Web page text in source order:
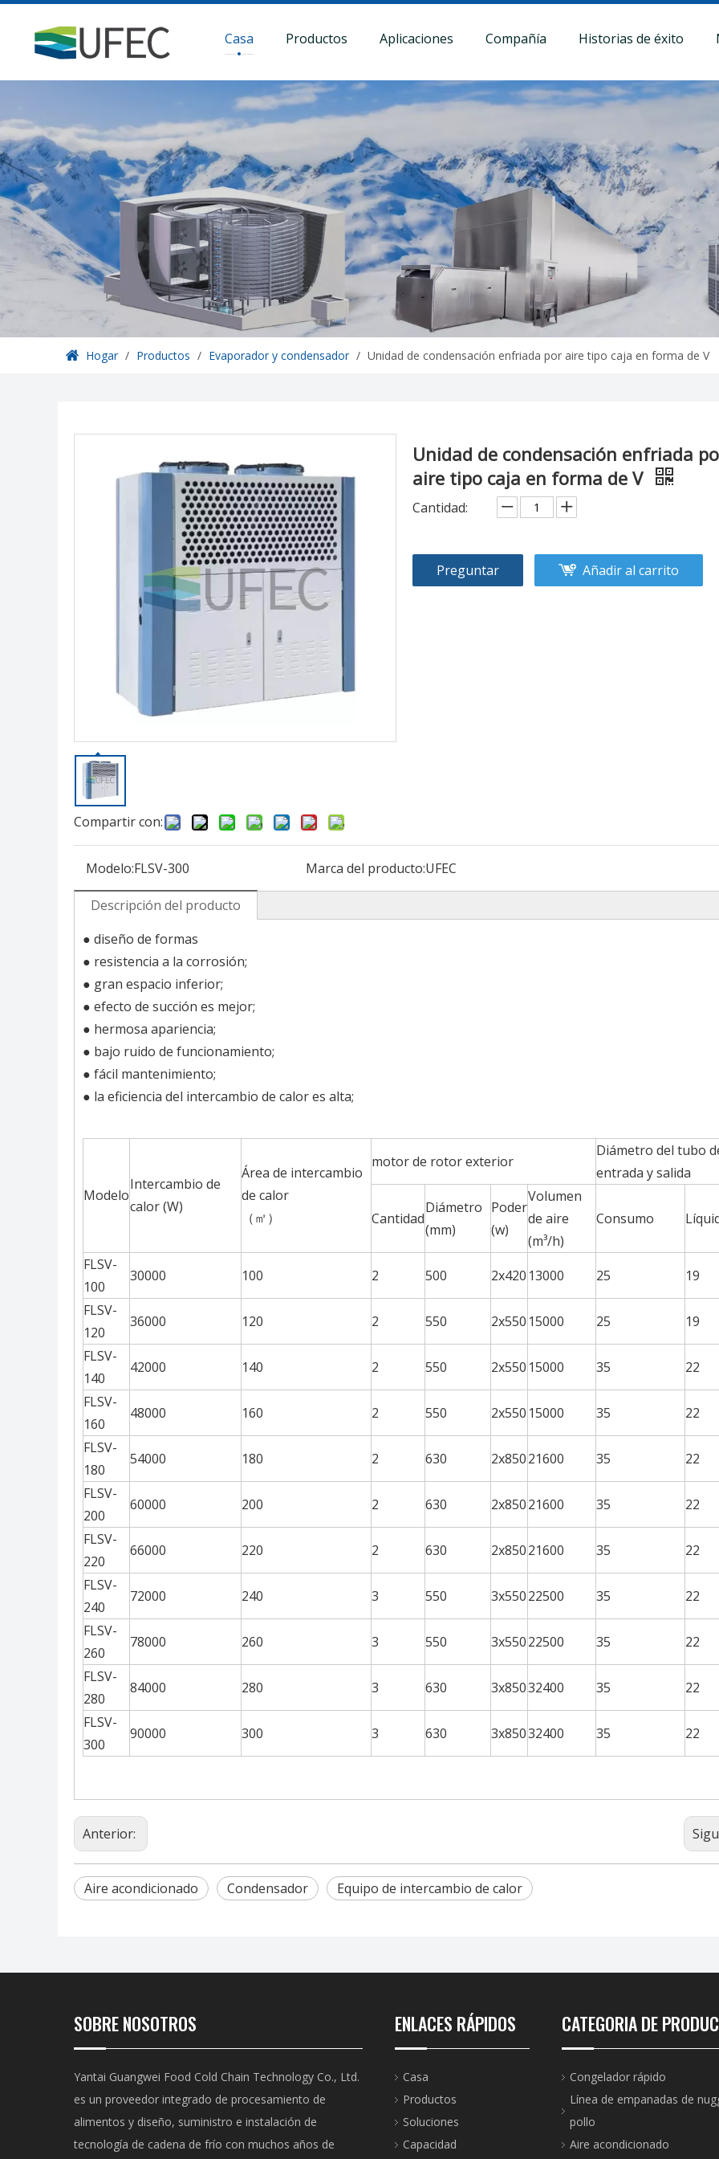
Casa Productos Aplicaciones Compañía Historias de éxito
Hogar / Productos / Evaporador y condensador / Unidad de condensación enfriada por aire tipo caja en forma de V
Compartir con:
Unidad de condensación enfriada
aire tipo caja en forma de V
Cantidad:
Preguntar Añadir al carrito
Modelo:FLSV-300 Marca del producto:UFEC
Descripción del producto
● diseño de formas
● resistencia a la corrosión;
● gran espacio inferior;
● efecto de succión es mejor;
● hermosa apariencia;
● bajo ruido de funcionamiento;
● fácil mantenimiento;
● la eficiencia del intercambio de calor es alta;
Modelo
Intercambio de
calor (W)
Área de intercambio
de calor
（㎡）
motor de rotor exterior
Diámetro del tubo
entrada y salida
Cantidad
Diámetro
(mm)
Poder
(w)
Volumen
de aire
(m³/h)
Consumo
FLSV-
100
30000 100 2 500 2x420 13000 25
19
FLSV-
120
36000 120 2 550 2x550 15000 25
19
FLSV-
140
42000 140 2 550 2x550 15000 35
22
FLSV-
160
48000 160 2 550 2x550 15000 35
22
FLSV-
180
54000 180 2 630 2x85021600 35
22
FLSV-
200
60000 200 2 630 2x85021600 35
22
FLSV-
220
66000 220 2 630 2x85021600 35
22
FLSV-
240
72000 240 3 550 3x55022500 35
22
FLSV-
260
78000 260 3 550 3x55022500 35
22
FLSV-
280
84000 280 3 630 3x85032400 35
22
FLSV-
300
90000 300 3 630 3x85032400 35 22
Anterior:
Aire acondicionado Condensador Equipo de intercambio de calor
SOBRE NOSOTROS
Yantai Guangwei Food Cold Chain Technology Co., Ltd.
es un proveedor integrado de procesamiento de
alimentos y diseño, suministro e instalación de
tecnología de cadena de frío con muchos años de
ENLACES RÁPIDOS
Casa
Productos
Soluciones
Capacidad
CATEGORIA DE
Congelador rápido
Línea de empanadas de
pollo
Aire acondicionado